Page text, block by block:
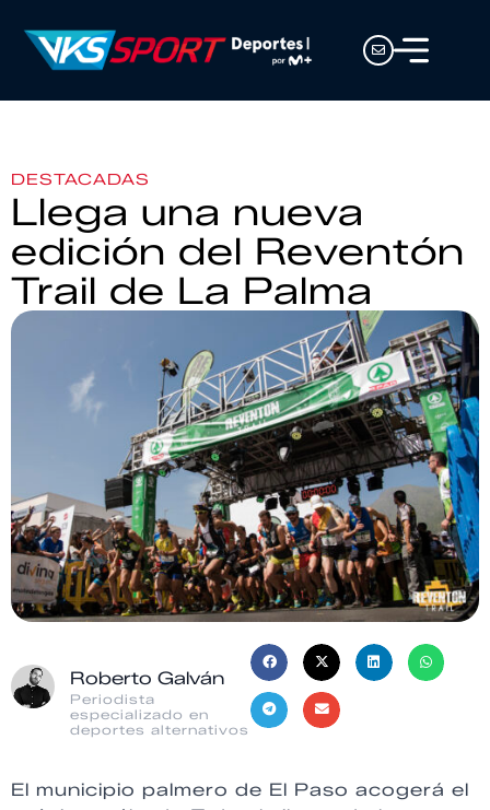
DESTACADAS
Llega una nueva
edición del Reventón
Trail de La Palma
Roberto Galván
Periodista
especializado en
deportes alternativos
El municipio palmero de El Paso acogerá el